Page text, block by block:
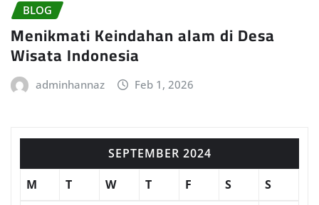
BLOG
Menikmati Keindahan alam di Desa
Wisata Indonesia
adminhannaz Feb 1, 2026
SEPTEMBER 2024
M
T W T F S S